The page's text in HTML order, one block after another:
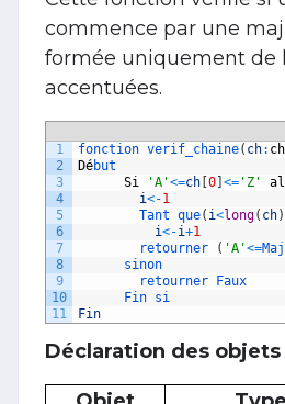
commence par une
formée uniquement de
accentuées.
1
2
3
4
5
6
7
8
9
10
11
fonction verif_chaine( ch:
Début
Si
'A'<=ch 0 <= 'Z'
i<-1
Tant que( i<long( ch)
i<-i+1
retourner
( 'A'<=
sinon
retourner
Faux
Fin si
Fin
Déclaration des objets